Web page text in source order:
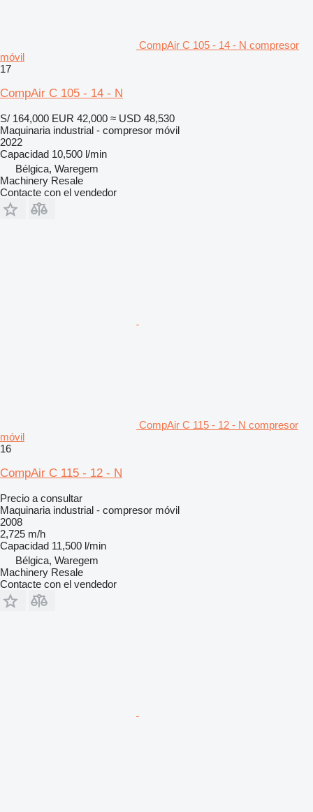
CompAir C 105 - 14 - N compresor
móvil
17
CompAir C 105 - 14 - N
S/ 164,000 EUR 42,000 ≈ USD 48,530
Maquinaria industrial - compresor móvil
2022
Capacidad 10,500 l/min
Bélgica, Waregem
Machinery Resale
Contacte con el vendedor
CompAir C 115 - 12 - N compresor
móvil
16
CompAir C 115 - 12 - N
Precio a consultar
Maquinaria industrial - compresor móvil
2008
2,725 m/h
Capacidad 11,500 l/min
Bélgica, Waregem
Machinery Resale
Contacte con el vendedor